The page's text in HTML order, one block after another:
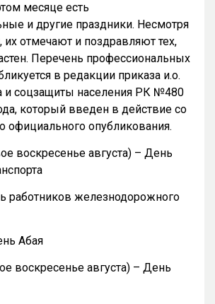
месяце есть
и другие праздники. Несмотря
их отмечают и поздравляют тех,
Перечень профессиональных
в редакции приказа и.о.
и соцзащиты населения РК №480
который введен в действие со
официального опубликования.
воскресенье августа) – День
работников железнодорожного
Абая
воскресенье августа) – День